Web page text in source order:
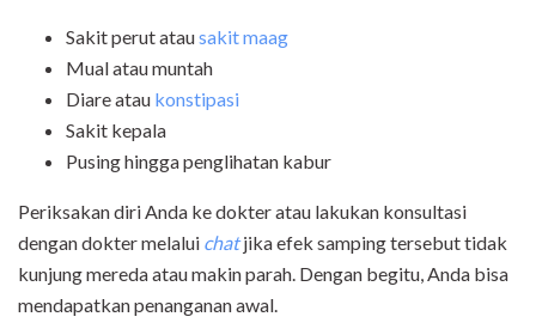
Sakit perut atausakit maag
Mual atau muntah
Diare atau konstipasi
Sakit kepala
Pusing hingga penglihatan kabur
Periksakan diri Anda ke dokter atau lakukan konsultasi
dengan dokter melalui chat jika efek samping tersebut tidak
kunjung mereda atau makin parah. Dengan begitu, Anda bisa
mendapatkan penanganan awal.